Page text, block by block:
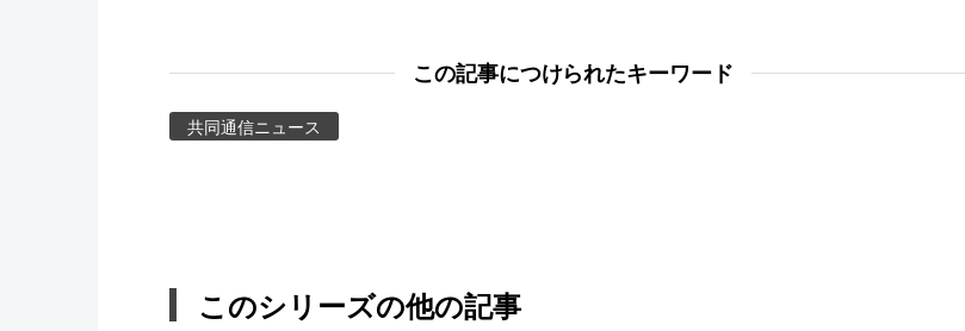
この記事につけられたキーワード
共同通信ニュース
このシリーズの他の記事